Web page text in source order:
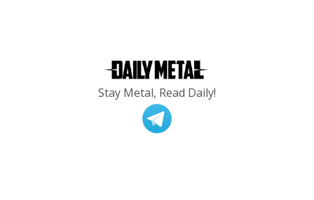
Stay Metal, Read Daily!